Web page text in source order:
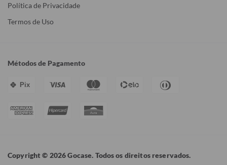
Política de Privacidade
Termos de Uso
Métodos de Pagamento
Pix
Copyright © 2026 Gocase. Todos os direitos reservados.